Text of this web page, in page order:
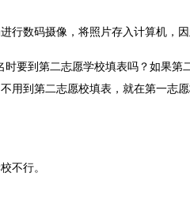
行数码摄像，将照片存入计算机，因
要到第二志愿学校填表吗？如果第
用到第二志愿校填表，就在第一志
不行。